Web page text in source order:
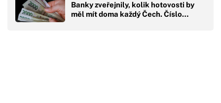
Banky zveřejnily, kolik hotovosti by
měl mít doma každý Čech. Číslo…